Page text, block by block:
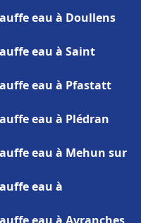
eau à Doullens
eau à Saint
eau à Pfastatt
eau à Plédran
eau à Mehun sur
eau à